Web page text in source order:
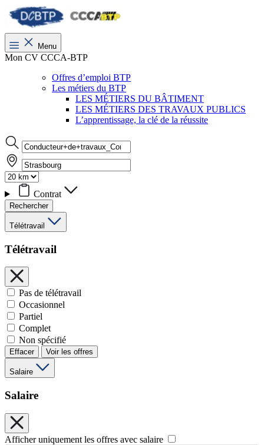
Menu
Mon CV CCCA-BTP
Offres d’emploi BTP
Les métiers du BTP
LES MÉTIERS DU BÂTIMENT
LES MÉTIERS DES TRAVAUX PUBLICS
L’apprentissage, la clé de la réussite
Contrat
Rechercher
Télétravail
Télétravail
Pas de télétravail
Occasionnel
Partiel
Complet
Non spécifié
Effacer Voir les offres
Salaire
Salaire
Afficher uniquement les offres avec salaire